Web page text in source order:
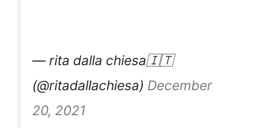
— rita dalla chiesa🇮🇹
(@ritadallachiesa) December
20, 2021